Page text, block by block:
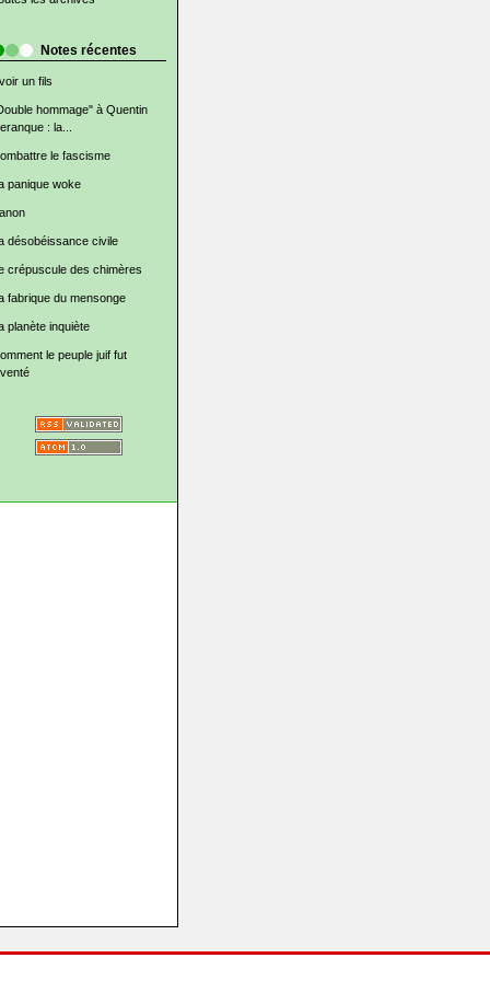
Notes récentes
un fils
hommage" à Quentin
: la...
le fascisme
panique woke
désobéissance civile
crépuscule des chimères
fabrique du mensonge
planète inquiète
le peuple juif fut